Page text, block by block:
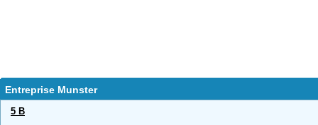
Entreprise Munster
5 B